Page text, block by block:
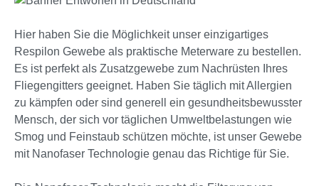
Hier haben Sie die Möglichkeit unser einzigartiges
Respilon Gewebe als praktische Meterware zu bestellen.
Es ist perfekt als Zusatzgewebe zum Nachrüsten Ihres
Fliegengitters geeignet. Haben Sie täglich mit Allergien
zu kämpfen oder sind generell ein gesundheitsbewusster
Mensch, der sich vor täglichen Umweltbelastungen wie
Smog und Feinstaub schützen möchte, ist unser Gewebe
mit Nanofaser Technologie genau das Richtige für Sie.